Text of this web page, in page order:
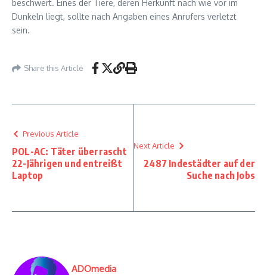
beschwert. Eines der Tiere, deren Herkunft nach wie vor im
Dunkeln liegt, sollte nach Angaben eines Anrufers verletzt
sein.
Share this Article
Previous Article
POL-AC: Täter überrascht
22-Jährigen und entreißt
Laptop
Next Article
2487 Indestädter auf der
Suche nach Jobs
ADOmedia